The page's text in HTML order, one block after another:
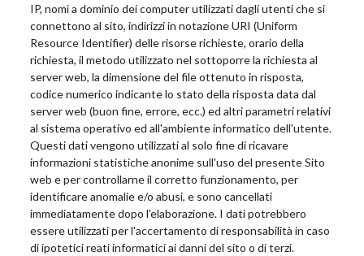
IP, nomi a dominio dei computer utilizzati dagli utenti che si
connettono al sito, indirizzi in notazione URI (Uniform
Resource Identifier) delle risorse richieste, orario della
richiesta, il metodo utilizzato nel sottoporre la richiesta al
server web, la dimensione del file ottenuto in risposta,
codice numerico indicante lo stato della risposta data dal
server web (buon fine, errore, ecc.) ed altri parametri relativi
al sistema operativo ed all'ambiente informatico dell'utente.
Questi dati vengono utilizzati al solo fine di ricavare
informazioni statistiche anonime sull'uso del presente Sito
web e per controllarne il corretto funzionamento, per
identificare anomalie e/o abusi, e sono cancellati
immediatamente dopo l'elaborazione. I dati potrebbero
essere utilizzati per l'accertamento di responsabilità in caso
di ipotetici reati informatici ai danni del sito o di terzi.